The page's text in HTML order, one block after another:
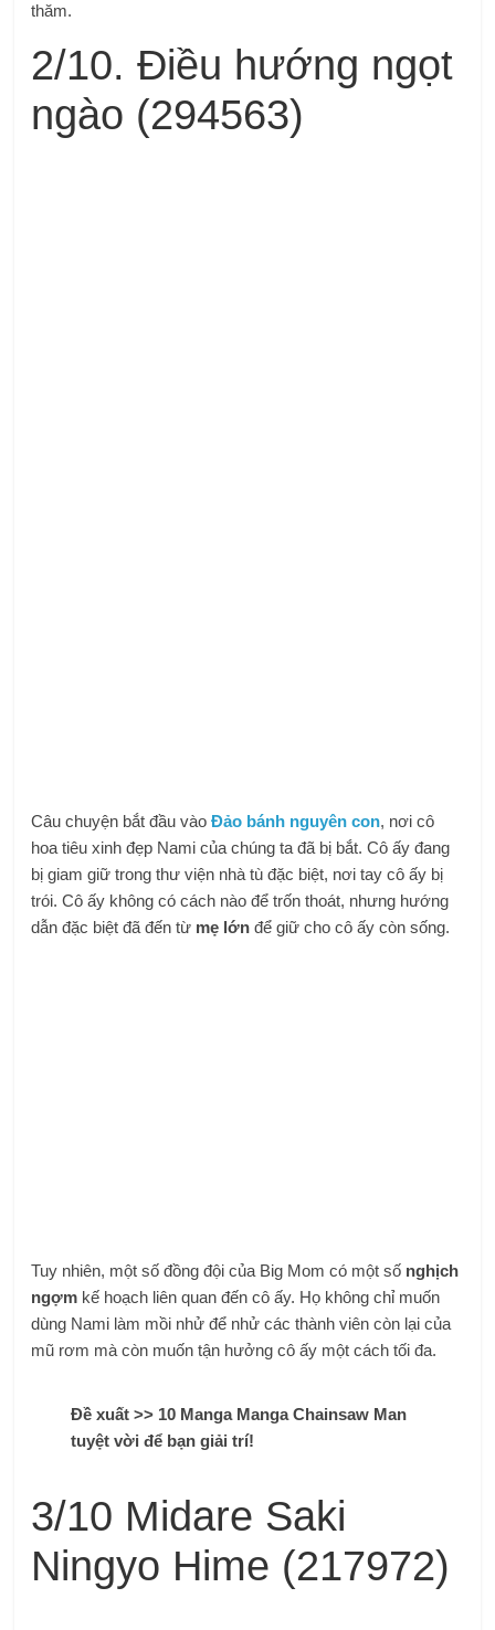
thăm.
2/10. Điều hướng ngọt
ngào (294563)
Câu chuyện bắt đầu vàoĐảo bánh nguyên con, nơi cô
hoa tiêu xinh đẹp Nami của chúng ta đã bị bắt. Cô ấy đang
bị giam giữ trong thư viện nhà tù đặc biệt, nơi tay cô ấy bị
trói. Cô ấy không có cách nào để trốn thoát, nhưng hướng
dẫn đặc biệt đã đến từ mẹ lớn để giữ cho cô ấy còn sống.
Tuy nhiên, một số đồng đội của Big Mom có ​​một số nghịch
ngợm kế hoạch liên quan đến cô ấy. Họ không chỉ muốn
dùng Nami làm mồi nhử để nhử các thành viên còn lại của
mũ rơm mà còn muốn tận hưởng cô ấy một cách tối đa.
Đề xuất >> 10 Manga Manga Chainsaw Man
tuyệt vời để bạn giải trí!
3/10 Midare Saki
Ningyo Hime (217972)